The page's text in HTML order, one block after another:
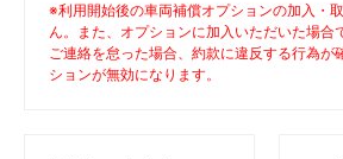
※利用開始後の車両補償オプションの加入・
ん。また、オプションに加入いただいた場合
ご連絡を怠った場合、約款に違反する行為が
ションが無効になります。